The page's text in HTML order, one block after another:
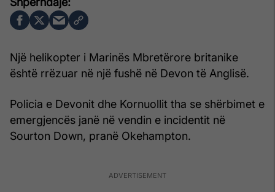
Një helikopter i Marinës Mbretërore britanike
është rrëzuar në një fushë në Devon të Anglisë.
Policia e Devonit dhe Kornuollit tha se shërbimet e
emergjencës janë në vendin e incidentit në
Sourton Down, pranë Okehampton.